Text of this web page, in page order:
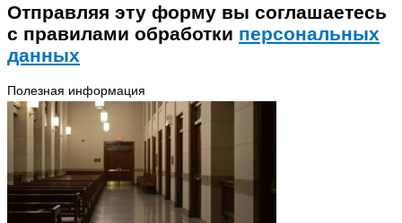
Отправляя эту форму вы соглашаетесь
с правилами обработки персональных
данных
Полезная информация